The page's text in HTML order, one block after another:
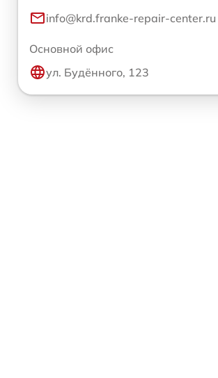
info@krd.franke-repair-center.ru
Основной офис
ул. Будённого, 123